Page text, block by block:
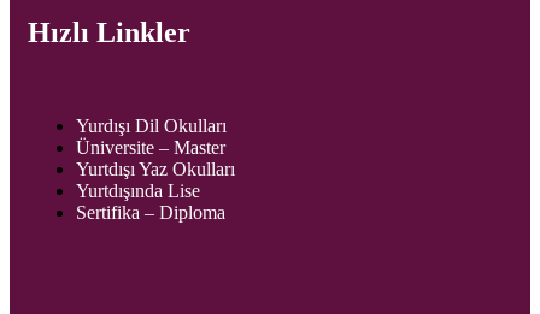
Hızlı Linkler
Yurdışı Dil Okulları
Üniversite – Master
Yurtdışı Yaz Okulları
Yurtdışında Lise
Sertifika – Diploma